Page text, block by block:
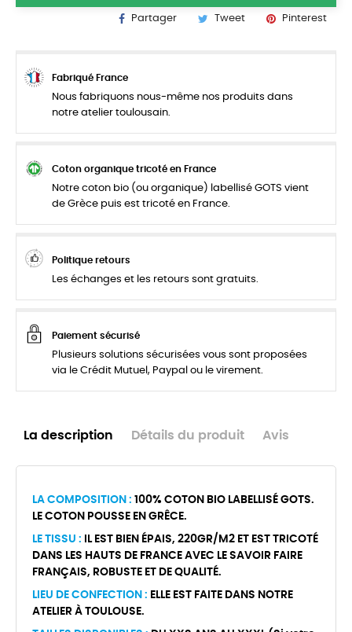
Partager Tweet Pinterest
Fabriqué France
Nous fabriquons nous-même nos produits dans
notre atelier toulousain.
Coton organique tricoté en France
Notre coton bio (ou organique) labellisé GOTS vient
de Grèce puis est tricoté en France.
Politique retours
Les échanges et les retours sont gratuits.
Paiement sécurisé
Plusieurs solutions sécurisées vous sont proposées
via le Crédit Mutuel, Paypal ou le virement.
La description Détails du produit Avis
LA COMPOSITION : 100% COTON BIO LABELLISÉ GOTS.
LE COTON POUSSE EN GRÊCE.
LE TISSU : IL EST BIEN ÉPAIS, 220GR/M2 ET EST TRICOTÉ
DANS LES HAUTS DE FRANCE AVEC LE SAVOIR FAIRE
FRANÇAIS, ROBUSTE ET DE QUALITÉ.
LIEU DE CONFECTION : ELLE EST FAITE DANS NOTRE
ATELIER À TOULOUSE.